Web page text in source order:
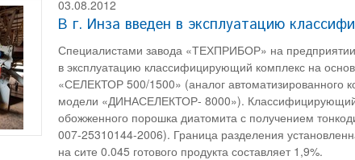
03.08.2012
В г. Инза введен в эксплуатацию
Специалистами завода «ТЕХПРИБОР» на
в эксплуатацию классифицирующий комплекс на
«СЕЛЕКТОР 500/1500» (аналог автоматизированного
модели «ДИНАСЕЛЕКТОР- 8000»). Классифицирующий
обожженного порошка диатомита с получением
007-25310144-2006). Граница разделения
на сите 0.045 готового продукта составляет 1,9%.